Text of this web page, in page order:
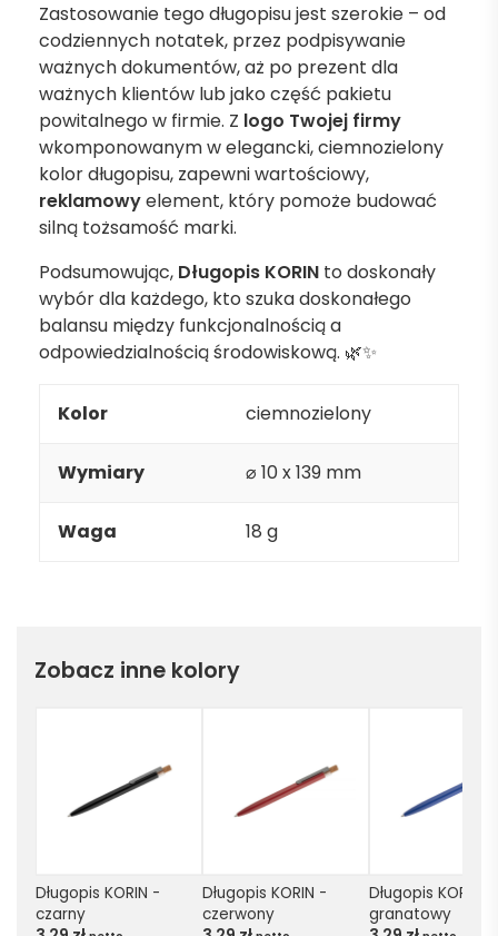
Zastosowanie tego długopisu jest szerokie – od
codziennych notatek, przez podpisywanie
ważnych dokumentów, aż po prezent dla
ważnych klientów lub jako część pakietu
powitalnego w firmie. Z logo Twojej firmy
wkomponowanym w elegancki, ciemnozielony
kolor długopisu, zapewni wartościowy,
reklamowyelement, który pomoże budować
silną tożsamość marki.
Podsumowując, Długopis KORIN to doskonały
wybór dla każdego, kto szuka doskonałego
balansu między funkcjonalnością a
odpowiedzialnością środowiskową. 🌿✨
Kolor ciemnozielony
Wymiary ⌀ 10 x 139 mm
Waga 18 g
Zobacz inne kolory
Długopis KORIN -
czarny
Długopis KORIN -
czerwony
Długopis KORIN -
granatowy